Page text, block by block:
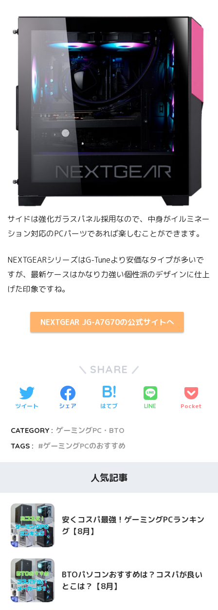
サイドは強化ガラスパネル採用なので、中身がイルミネー
ション対応のPCパーツであれば楽しむことができます。
NEXTGEARシリーズはG-Tuneより安価なタイプが多いで
すが、最新ケースはかなり力強い個性派のデザインに仕上
げた印象ですね。
NEXTGEAR JG-A7G70の公式サイトへ
SHARE
ツイート シェア はてブ LINE Pocket
CATEGORY : ゲーミングPC・BTO
TAGS :
ゲーミングPCのおすすめ
人気記事
安くコスパ最強！ゲーミングPCランキン
グ【8月】
BTOパソコンおすすめは？コスパが良い
とこは？【8月】